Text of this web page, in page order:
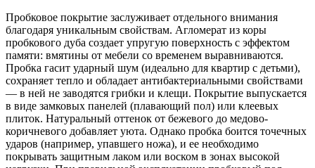
Пробковое покрытие заслуживает отдельного внимания
благодаря уникальным свойствам. Агломерат из коры
пробкового дуба создает упругую поверхность с эффектом
памяти: вмятины от мебели со временем выравниваются.
Пробка гасит ударный шум (идеально для квартир с детьми),
сохраняет тепло и обладает антибактериальными свойствами
— в ней не заводятся грибки и клещи. Покрытие выпускается
в виде замковых панелей (плавающий пол) или клеевых
плиток. Натуральный оттенок от бежевого до медово-
коричневого добавляет уюта. Однако пробка боится точечных
ударов (например, упавшего ножа), и ее необходимо
покрывать защитным лаком или воском в зонах высокой